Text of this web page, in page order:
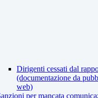
Dirigenti cessati dal
(documentazione da
web)
per mancata